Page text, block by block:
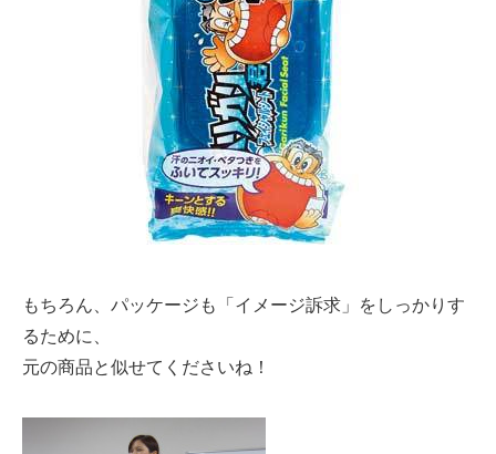
もちろん、パッケージも「イメージ訴求」をしっかりす
るために、
元の商品と似せてくださいね！